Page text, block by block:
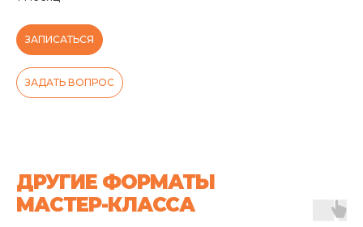
ЗАПИСАТЬСЯ
ЗАДАТЬ ВОПРОС
ДРУГИЕ ФОРМАТЫ
МАСТЕР-КЛАССА